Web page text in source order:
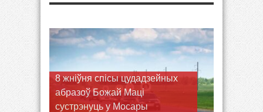
Кармэліты босыя запрашаюць
юнакоў у Гудагай на
рэкалекцыі